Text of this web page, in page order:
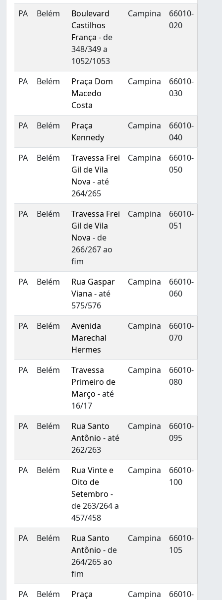
PA Belém
Boulevard
Castilhos
França - de
348/349 a
1052/1053
Campina
66010-
020
PA Belém
Praça Dom
Macedo
Costa
Campina
66010-
030
PA Belém
Praça
Kennedy
Campina
66010-
040
PA
Belém
Travessa Frei
Gil de Vila
Nova - até
264/265
Campina
66010-
050
PA Belém
Travessa Frei
Gil de Vila
Nova - de
266/267 ao
fim
Campina
66010-
051
PA Belém
Rua Gaspar
Viana - até
575/576
Campina
66010-
060
PA Belém
Avenida
Marechal
Hermes
Campina
66010-
070
PA Belém
Travessa
Primeiro de
Março - até
16/17
Campina
66010-
080
PA Belém
Rua Santo
Antônio - até
262/263
Campina
66010-
095
PA Belém
Rua Vinte e
Oito de
Setembro -
de 263/264 a
457/458
Campina
66010-
100
PA Belém
Rua Santo
Antônio - de
264/265 ao
fim
Campina
66010-
105
PA Belém
Praça
Campina
66010-